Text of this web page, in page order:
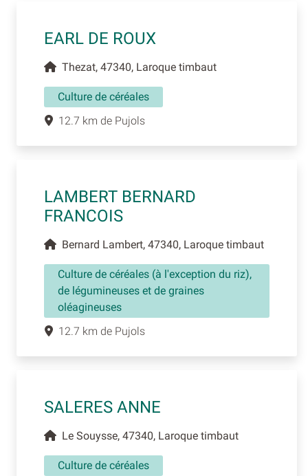
EARL DE ROUX
Thezat, 47340, Laroque timbaut
Culture de céréales
12.7 km de Pujols
LAMBERT BERNARD
FRANCOIS
Bernard Lambert, 47340, Laroque timbaut
Culture de céréales (à l'exception du riz),
de légumineuses et de graines
oléagineuses
12.7 km de Pujols
SALERES ANNE
Le Souysse, 47340, Laroque timbaut
Culture de céréales